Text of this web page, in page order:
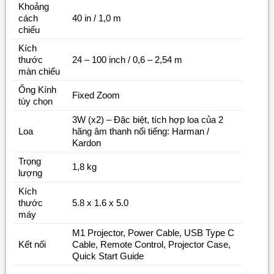
Khoảng
cách
chiếu
40 in / 1,0 m
Kích
thước
màn chiếu
24 – 100 inch / 0,6 – 2,54 m
Ống Kính
tùy chọn
Fixed Zoom
Loa
3W (x2) – Đặc biệt, tích hợp loa của 2
hãng âm thanh nổi tiếng: Harman /
Kardon
Trọng
lượng
1,8 kg
Kích
thước
máy
5.8 x 1.6 x 5.0
Kết nối
M1 Projector, Power Cable, USB Type C
Cable, Remote Control, Projector Case,
Quick Start Guide